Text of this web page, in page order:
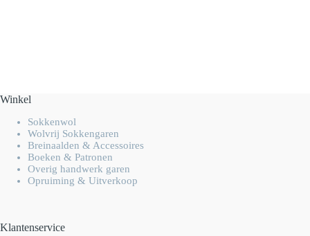
Winkel
Sokkenwol
Wolvrij Sokkengaren
Breinaalden & Accessoires
Boeken & Patronen
Overig handwerk garen
Opruiming & Uitverkoop
Klantenservice